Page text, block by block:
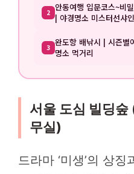
2 안동여행 입문코스~비
| 야경명소 미스터선샤
3 완도항 배낚시 | 시즌별
명소 먹거리
서울 도심 빌딩
무실)
드라마 ‘미생’의 상